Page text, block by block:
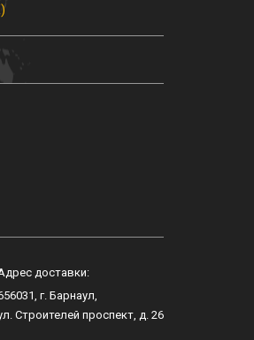
доставки:
, г. Барнаул,
Строителей проспект, д. 26